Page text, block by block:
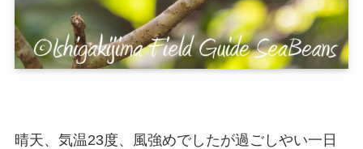
晴天、気温23度、風強めでしたが過ごしやい一日